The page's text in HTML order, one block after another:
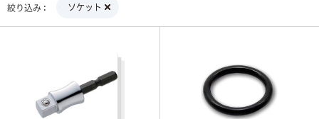
絞り込み ソケット